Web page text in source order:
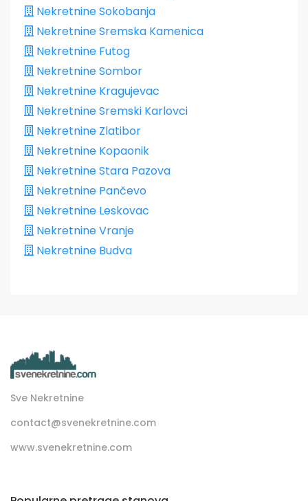
Nekretnine Sokobanja
Nekretnine Sremska Kamenica
Nekretnine Futog
Nekretnine Sombor
Nekretnine Kragujevac
Nekretnine Sremski Karlovci
Nekretnine Zlatibor
Nekretnine Kopaonik
Nekretnine Stara Pazova
Nekretnine Pančevo
Nekretnine Leskovac
Nekretnine Vranje
Nekretnine Budva
Sve Nekretnine
contact@svenekretnine.com
www.svenekretnine.com